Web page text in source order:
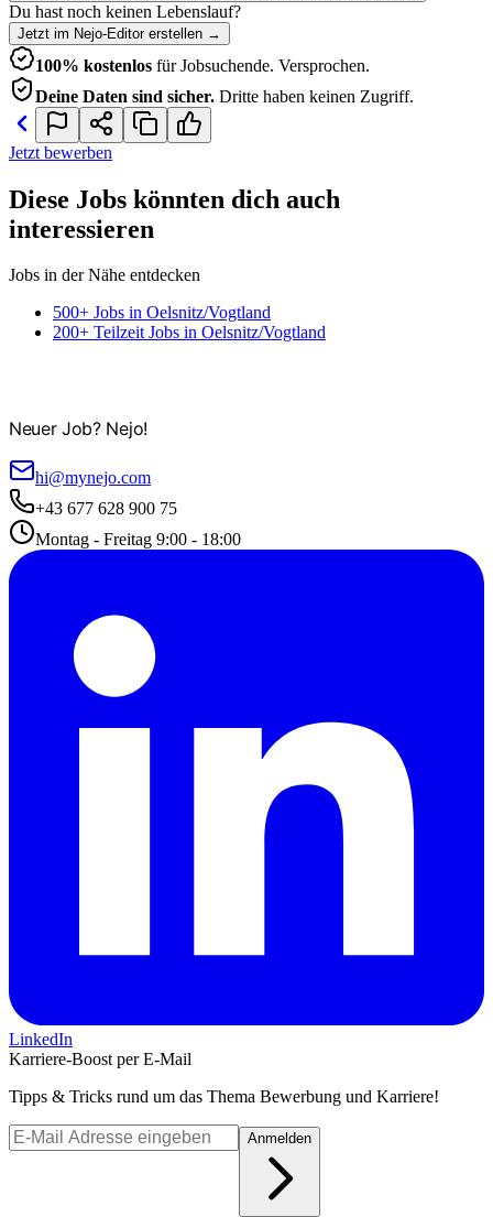
Du hast noch keinen Lebenslauf?
Jetzt im Nejo-Editor erstellen →
100% kostenlos für Jobsuchende. Versprochen.
Deine Daten sind sicher. Dritte haben keinen Zugriff.
Jetzt bewerben
Diese Jobs könnten dich auch
interessieren
Jobs in der Nähe entdecken
500+ Jobs in Oelsnitz/Vogtland
200+ Teilzeit Jobs in Oelsnitz/Vogtland
Neuer Job? Nejo!
hi@mynejo.com
+43 677 628 900 75
Montag - Freitag 9:00 - 18:00
LinkedIn
Karriere-Boost per E-Mail
Tipps & Tricks rund um das Thema Bewerbung und Karriere!
Anmelden